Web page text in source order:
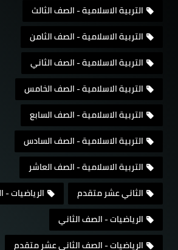
التربية الاسلامية - الصف الثالث
التربية الاسلامية - الصف الثامن
التربية الاسلامية - الصف الثاني
التربية الاسلامية - الصف الخامس
التربية الاسلامية - الصف السابع
التربية الاسلامية - الصف السادس
التربية الاسلامية - الصف العاشر
الثاني عشر متقدم
الرياضيات
الرياضيات - الصف الثاني
الرياضيات - الصف الثاني عشر متقدم